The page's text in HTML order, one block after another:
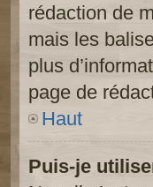
rédaction de
mais les
plus
page de
Haut
Puis-je